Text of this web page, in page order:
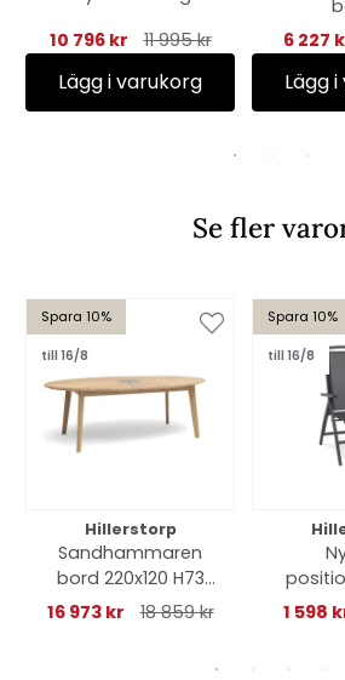
10 796 kr
11 995 kr
Lägg i varukorg
6 227
Lägg
Se fler
Spara 10%
till 16/8
Hillerstorp
Sandhammaren
bord 220x120 H73
cm - natur
16 973 kr 18 859 kr
Spara 10%
till 16/8
1 598